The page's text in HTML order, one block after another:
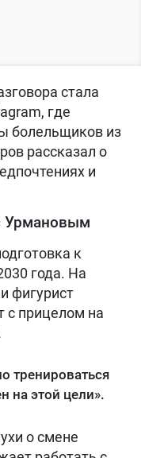
стала
где
болельщиков из
рассказал о
и
Урмановым
к
года. На
фигурист
с прицелом на
тренироваться
на этой цели».
о смене